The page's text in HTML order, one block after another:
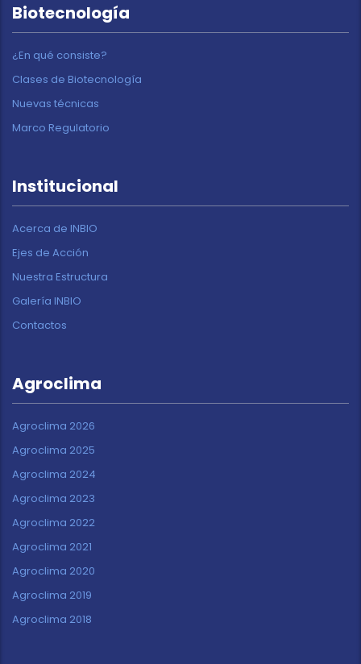
Biotecnología
¿En qué consiste?
Clases de Biotecnología
Nuevas técnicas
Marco Regulatorio
Institucional
Acerca de INBIO
Ejes de Acción
Nuestra Estructura
Galería INBIO
Contactos
Agroclima
Agroclima 2026
Agroclima 2025
Agroclima 2024
Agroclima 2023
Agroclima 2022
Agroclima 2021
Agroclima 2020
Agroclima 2019
Agroclima 2018